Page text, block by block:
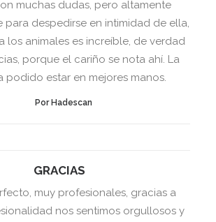
muchas dudas, pero altamente
para despedirse en intimidad de ella,
los animales es increíble, de verdad
porque el cariño se nota ahí. La
podido estar en mejores manos.
Por Hadescan
GRACIAS
muy profesionales, gracias a
nos sentimos orgullosos y